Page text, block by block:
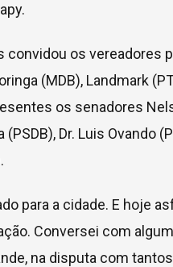
convidou os
(MDB), Landmark
os senadores
Dr. Luis Ovando
para a cidade. E hoje
Conversei com
na disputa com